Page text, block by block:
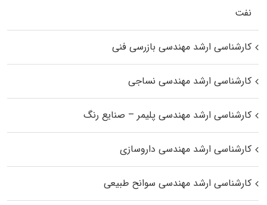
نفت
کارشناسی ارشد مهندسی بازرسی فنی
کارشناسی ارشد مهندسی نساجی
کارشناسی ارشد مهندسی پلیمر – صنایع رنگ
کارشناسی ارشد مهندسی داروسازی
کارشناسی ارشد مهندسی سوانح طبیعی